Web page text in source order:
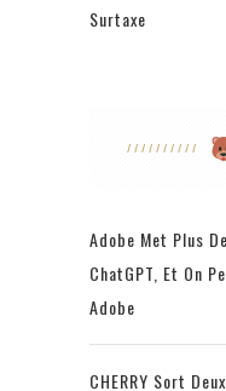
Surtaxe
Adobe Met Plus
ChatGPT, Et On
Adobe
CHERRY Sort